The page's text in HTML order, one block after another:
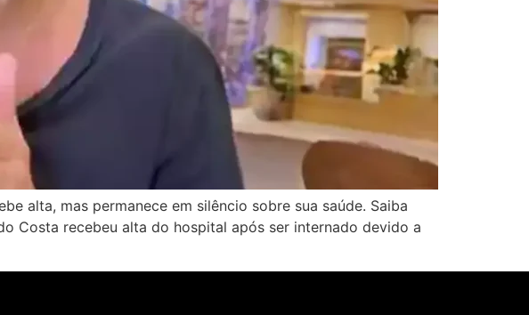
alta, mas permanece em silêncio sobre sua saúde. Saiba
Costa recebeu alta do hospital após ser internado devido a